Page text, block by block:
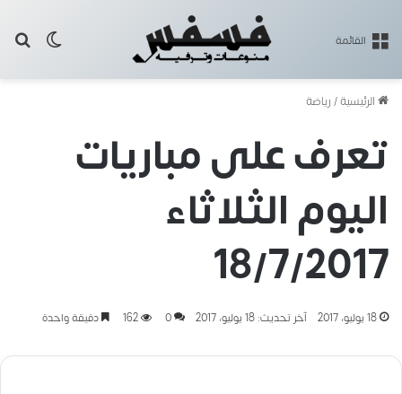
القائمة
الرئيسية/رياضة
تعرف على مباريات
اليوم الثلاثاء
18/7/2017
18 يوليو، 2017 آخر تحديث: 18 يوليو، 2017 0
162 دقيقة واحدة